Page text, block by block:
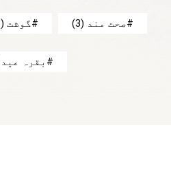
صحت مند (3) گوشت (3)
بقرہ عید